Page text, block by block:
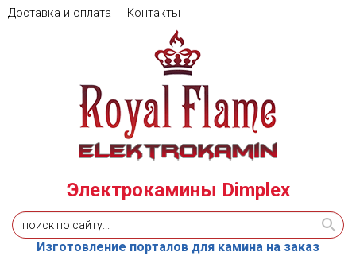
Доставка и оплата Контакты
Электрокамины Dimplex
Изготовление порталов для камина на заказ